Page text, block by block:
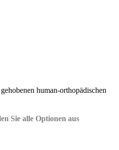
human-orthopädischen
Sie alle Optionen aus